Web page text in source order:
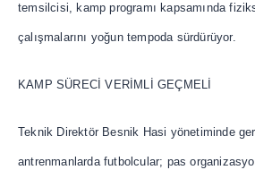
temsilcisi, kamp programı kapsamında
çalışmalarını yoğun tempoda sürdürüyor.
KAMP SÜRECİ VERİMLİ GEÇMELİ
Teknik Direktör Besnik Hasi yönetiminde
antrenmanlarda futbolcular; pas